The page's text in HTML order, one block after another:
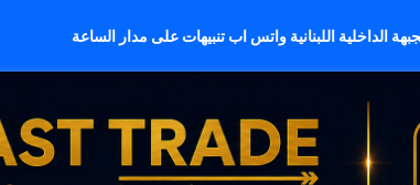
الداخلية اللبنانية واتس اب تنبيهات على مدار الساعة